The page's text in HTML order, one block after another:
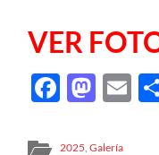
VER
2025 ,Galería